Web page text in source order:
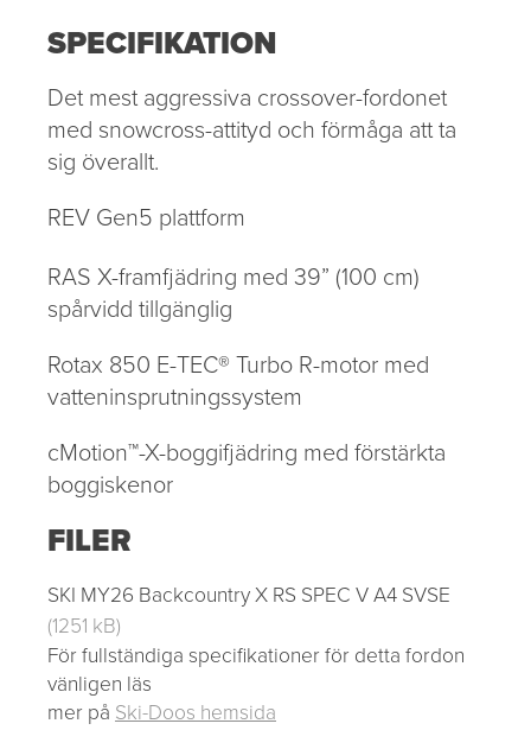
SPECIFIKATION
Det mest aggressiva crossover-fordonet
med snowcross-attityd och förmåga att ta
sig överallt.
REV Gen5 plattform
RAS X-framfjädring med 39” (100 cm)
spårvidd tillgänglig
Rotax 850 E-TEC® Turbo R-motor med
vatteninsprutningssystem
cMotion™-X-boggifjädring med förstärkta
boggiskenor
FILER
SKI MY26 Backcountry X RS SPEC V A4 SVSE
(1251 kB)
För fullständiga specifikationer för detta fordon
vänligen läs
mer på Ski-Doos hemsida